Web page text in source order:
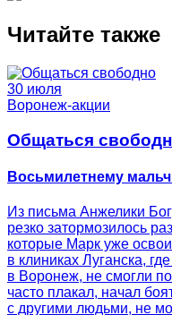
Читайте также
30 июля
Воронеж-акции
Общаться
Восьмилетнему
Из письма Анжелики
резко затормозилось
которые Марк уже
в клиниках Луганска,
в Воронеж, не смогли
часто плакал, начал
с другими людьми, не